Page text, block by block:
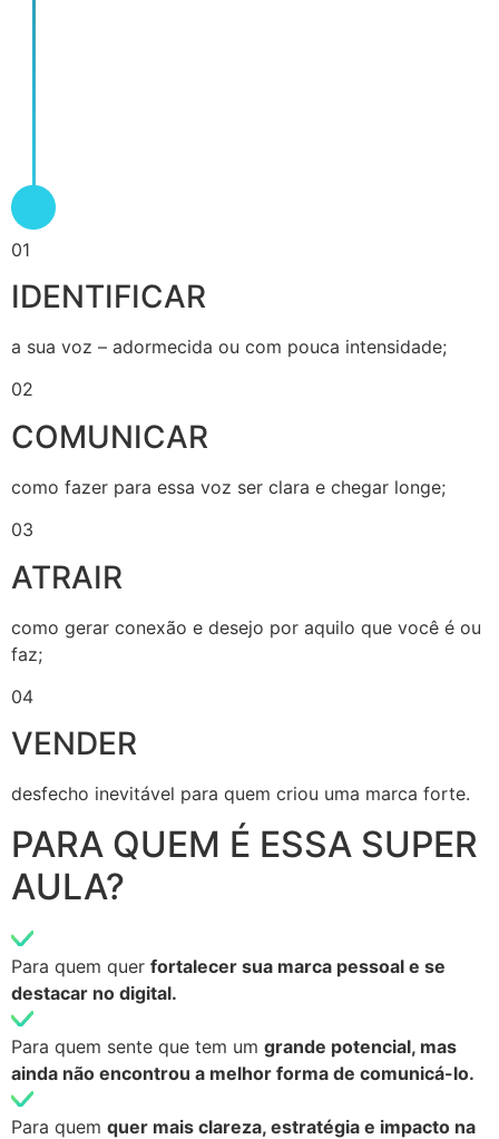
01
IDENTIFICAR
a sua voz – adormecida ou com pouca intensidade;
02
COMUNICAR
como fazer para essa voz ser clara e chegar longe;
03
ATRAIR
como gerar conexão e desejo por aquilo que você é ou
faz;
04
VENDER
desfecho inevitável para quem criou uma marca forte.
PARA QUEM É ESSA SUPER
AULA?
Para quem quer fortalecer sua marca pessoal e se
destacar no digital.
Para quem sente que tem um grande potencial, mas
ainda não encontrou a melhor forma de comunicá-lo.
Para quem quer mais clareza, estratégia e impacto na